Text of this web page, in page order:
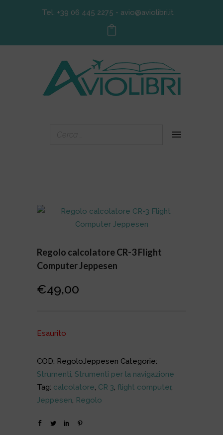
Tel. +39 06 445 2275 - avio@aviolibri.it
Regolo calcolatore CR-3 Flight
Computer Jeppesen
€49,00
Esaurito
COD: RegoloJeppesen Categorie:
Strumenti, Strumenti per la navigazione
Tag: calcolatore, CR 3, flight computer,
Jeppesen, Regolo